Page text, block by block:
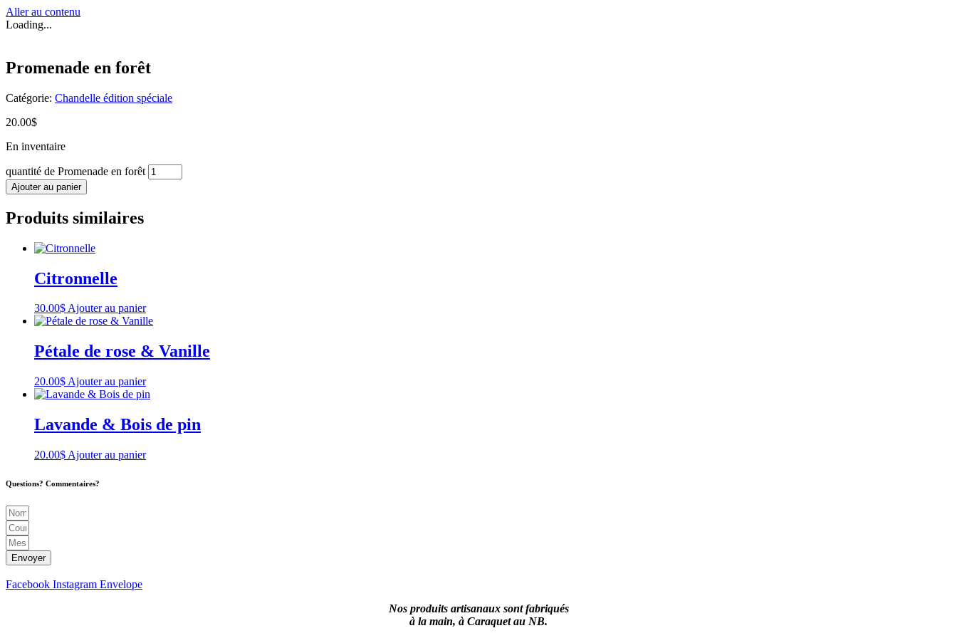
Aller au contenu
Loading...
Promenade en forêt
Catégorie: Chandelle édition spéciale
20.00$
En inventaire
quantité de Promenade en forêt
Ajouter au panier
Produits similaires
Citronnelle
30.00$Ajouter au panier
Pétale de rose & Vanille
20.00$ Ajouter au panier
Lavande & Bois de pin
20.00$ Ajouter au panier
Questions? Commentaires?
Envoyer
Facebook Instagram Envelope
Nos produits artisanaux sont fabriqués
à la main, à Caraquet au NB.